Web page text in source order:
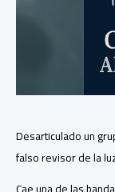
Desarticulado un
falso revisor de la